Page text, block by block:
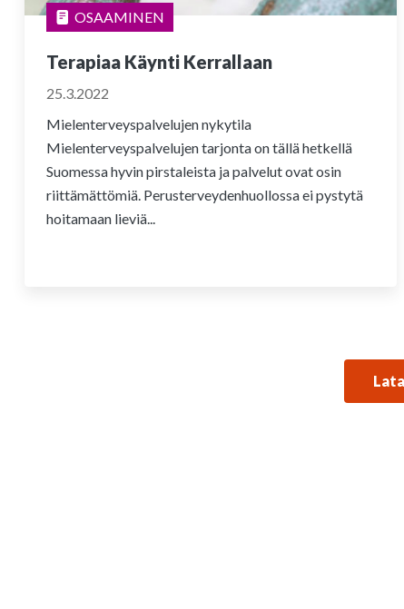
OSAAMINEN
Terapiaa Käynti Kerrallaan
25.3.2022
Mielenterveyspalvelujen nykytila
Mielenterveyspalvelujen tarjonta on tällä hetkellä
Suomessa hyvin pirstaleista ja palvelut ovat osin
riittämättömiä. Perusterveydenhuollossa ei pystytä
hoitamaan lieviä...